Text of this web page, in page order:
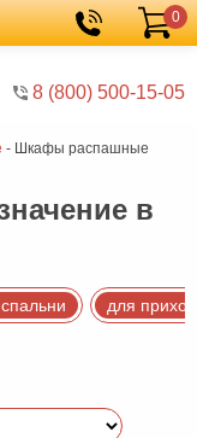
8 (800) 500-15-05
Корзина
0
- Шкафы распашные
в
для